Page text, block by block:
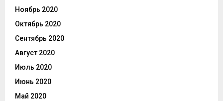
Ноябрь 2020
Октябрь 2020
Сентябрь 2020
Август 2020
Июль 2020
Июнь 2020
Май 2020